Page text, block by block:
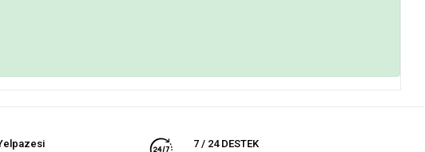
7 / 24 DESTEK